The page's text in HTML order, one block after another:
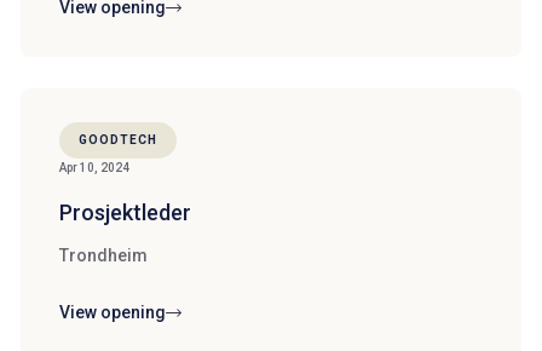
View opening
Apr 10, 2024
Prosjektleder
Trondheim
View opening
GOODTECH